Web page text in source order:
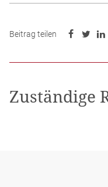
Beitrag teilen
Zuständige